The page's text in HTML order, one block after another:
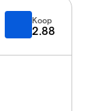
Koop
2.88